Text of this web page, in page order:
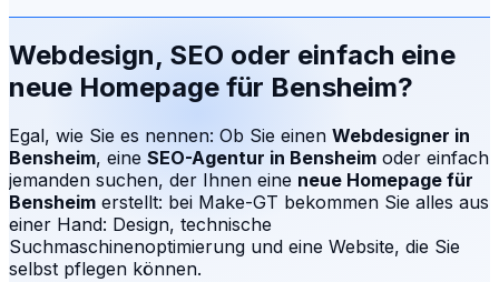
Webdesign, SEO oder einfach eine
neue Homepage für Bensheim?
Egal, wie Sie es nennen: Ob Sie einen Webdesigner in
Bensheim, eine SEO-Agentur in Bensheim oder einfach
jemanden suchen, der Ihnen eine neue Homepage für
Bensheim erstellt: bei Make-GT bekommen Sie alles aus
einer Hand: Design, technische
Suchmaschinenoptimierung und eine Website, die Sie
selbst pflegen können.